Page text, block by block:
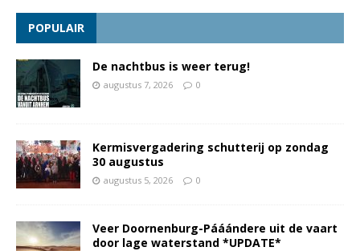
POPULAIR
De nachtbus is weer terug!
augustus 7, 2026 0
Kermisvergadering schutterij op zondag
30 augustus
augustus 5, 2026 0
Veer Doornenburg-Pááándere uit de vaart
door lage waterstand *UPDATE*